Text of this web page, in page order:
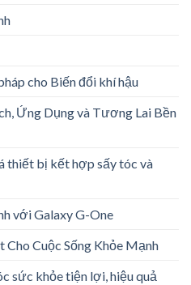
cho Biến đổi khí hậu
Ứng Dụng và Tương Lai Bền
thiết bị kết hợp sấy tóc và
với Galaxy G-One
Cuộc Sống Khỏe Mạnh
sức khỏe tiện lợi, hiệu quả